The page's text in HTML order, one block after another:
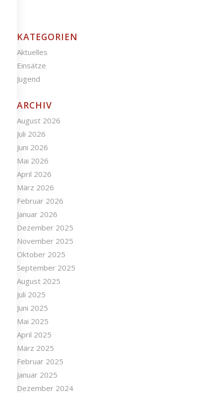
KATEGORIEN
Aktuelles
Einsätze
Jugend
ARCHIV
August 2026
Juli 2026
Juni 2026
Mai 2026
April 2026
März 2026
Februar 2026
Januar 2026
Dezember 2025
November 2025
Oktober 2025
September 2025
August 2025
Juli 2025
Juni 2025
Mai 2025
April 2025
März 2025
Februar 2025
Januar 2025
Dezember 2024